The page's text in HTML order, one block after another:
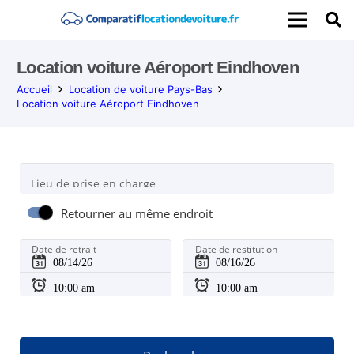
Location voiture Aéroport Eindhoven
Accueil
Location de voiture Pays-Bas
Location voiture Aéroport Eindhoven
Lieu de prise en charge
Retourner au même endroit
Date de retrait Date de restitution